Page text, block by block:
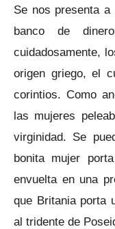
Se nos presenta a
banco de
cuidadosamente,
origen griego, el
corintios. Como
las mujeres
virginidad. Se
bonita mujer
envuelta en una
que Britania porta
al tridente de